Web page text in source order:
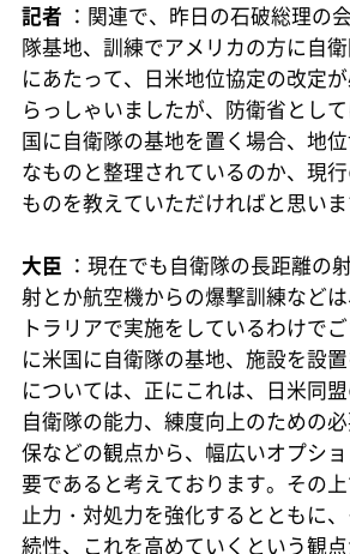
記者 ：関連で、昨日の石破総理の
隊基地、訓練でアメリカの方に自
にあたって、日米地位協定の改定
らっしゃいましたが、防衛省とし
国に自衛隊の基地を置く場合、地
なものと整理されているのか、現
ものを教えていただければと思いま
大臣 ：現在でも自衛隊の長距離の
射とか航空機からの爆撃訓練など
トラリアで実施をしているわけで
に米国に自衛隊の基地、施設を設
については、正にこれは、日米同盟
自衛隊の能力、練度向上のための
保などの観点から、幅広いオプシ
要であると考えております。その
止力・対処力を強化するとともに
続性、これを高めていくという観